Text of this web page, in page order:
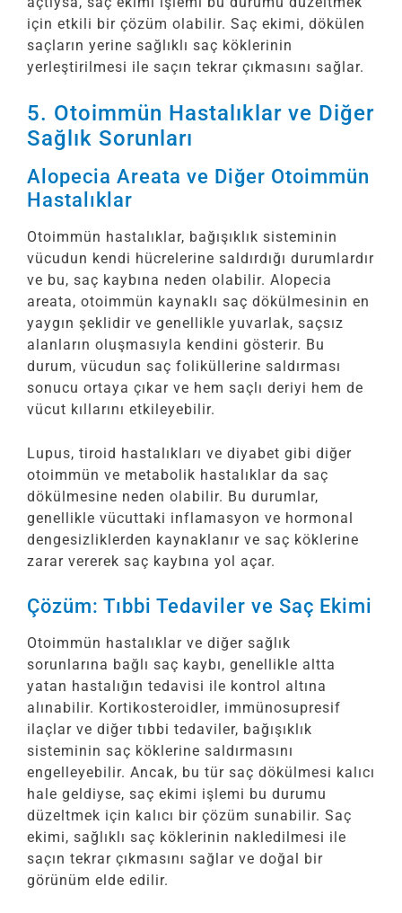
için etkili bir çözüm olabilir. Saç ekimi, dökülen
saçların yerine sağlıklı saç köklerinin
yerleştirilmesi ile saçın tekrar çıkmasını sağlar.
5. Otoimmün Hastalıklar ve Diğer
Sağlık Sorunları
Alopecia Areata ve Diğer Otoimmün
Hastalıklar
Otoimmün hastalıklar, bağışıklık sisteminin
vücudun kendi hücrelerine saldırdığı durumlardır
ve bu, saç kaybına neden olabilir. Alopecia
areata, otoimmün kaynaklı saç dökülmesinin en
yaygın şeklidir ve genellikle yuvarlak, saçsız
alanların oluşmasıyla kendini gösterir. Bu
durum, vücudun saç foliküllerine saldırması
sonucu ortaya çıkar ve hem saçlı deriyi hem de
vücut kıllarını etkileyebilir.
Lupus, tiroid hastalıkları ve diyabet gibi diğer
otoimmün ve metabolik hastalıklar da saç
dökülmesine neden olabilir. Bu durumlar,
genellikle vücuttaki inflamasyon ve hormonal
dengesizliklerden kaynaklanır ve saç köklerine
zarar vererek saç kaybına yol açar.
Çözüm: Tıbbi Tedaviler ve Saç Ekimi
Otoimmün hastalıklar ve diğer sağlık
sorunlarına bağlı saç kaybı, genellikle altta
yatan hastalığın tedavisi ile kontrol altına
alınabilir. Kortikosteroidler, immünosupresif
ilaçlar ve diğer tıbbi tedaviler, bağışıklık
sisteminin saç köklerine saldırmasını
engelleyebilir. Ancak, bu tür saç dökülmesi kalıcı
hale geldiyse, saç ekimi işlemi bu durumu
düzeltmek için kalıcı bir çözüm sunabilir. Saç
ekimi, sağlıklı saç köklerinin nakledilmesi ile
saçın tekrar çıkmasını sağlar ve doğal bir
görünüm elde edilir.